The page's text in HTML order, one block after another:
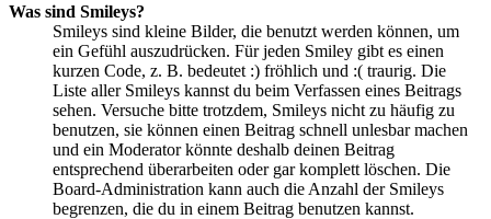
Was sind Smileys?
Smileys sind kleine Bilder, die benutzt werden können, um
ein Gefühl auszudrücken. Für jeden Smiley gibt es einen
kurzen Code, z. B. bedeutet :) fröhlich und :( traurig. Die
Liste aller Smileys kannst du beim Verfassen eines Beitrags
sehen. Versuche bitte trotzdem, Smileys nicht zu häufig zu
benutzen, sie können einen Beitrag schnell unlesbar machen
und ein Moderator könnte deshalb deinen Beitrag
entsprechend überarbeiten oder gar komplett löschen. Die
Board-Administration kann auch die Anzahl der Smileys
begrenzen, die du in einem Beitrag benutzen kannst.